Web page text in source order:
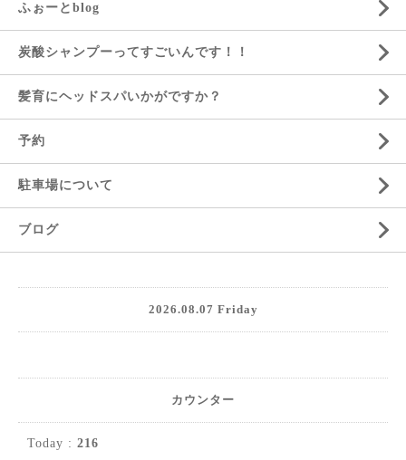
ふぉーとblog
炭酸シャンプーってすごいんです！！
髪育にヘッドスパいかがですか？
予約
駐車場について
ブログ
2026.08.07 Friday
カウンター
Today : 216